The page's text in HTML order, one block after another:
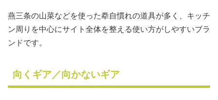
燕三条の山菜などを使った牶自慣れの道具が多く、キッチ
ン周りを中心にサイト全体を整える使い方がしやすいブラ
ンドです。
向くギア／向かないギア